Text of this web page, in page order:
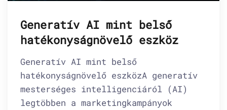
Generatív AI mint belső
hatékonyságnövelő eszköz
Generatív AI mint belső
hatékonyságnövelő eszközA generatív
mesterséges intelligenciáról (AI)
legtöbben a marketingkampányok